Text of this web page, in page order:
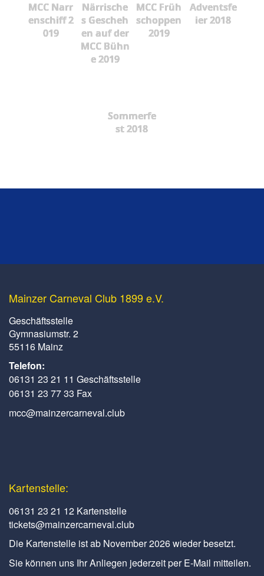
MCC Narr
enschiff 2
019
Närrische
s Gescheh
en auf der
MCC Bühn
e 2019
MCC Früh
schoppen
2019
Adventsfe
ier 2018
Sommerfe
st 2018
Mainzer Carneval Club 1899 e.V.
Geschäftsstelle
Gymnasiumstr. 2
55116 Mainz
Telefon:
06131 23 21 11 Geschäftsstelle
06131 23 77 33 Fax
mcc@mainzercarneval.club
Kartenstelle:
06131 23 21 12 Kartenstelle
tickets@mainzercarneval.club
Die Kartenstelle ist ab November 2026 wieder besetzt.
Sie können uns Ihr Anliegen jederzeit per E-Mail mitteilen.